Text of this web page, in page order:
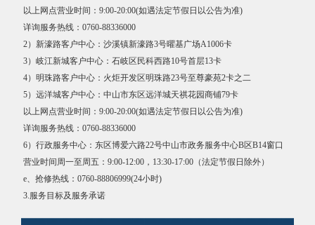
以上网点营业时间：9:00-20:00(如遇法定节假日以公告为准)
详询服务热线：0760-88336000
2）新濠路客户中心：沙溪镇新濠路3号曜基广场A1006卡
3）岐江新城客户中心：石岐区民科西路10号首层13卡
4）明珠路客户中心：火炬开发区明珠路23号至尊豪苑2卡之二
5）远洋城客户中心：中山市东区远洋城天祺花园商铺79卡
以上网点营业时间：9:00-20:00(如遇法定节假日以公告为准)
详询服务热线：0760-88336000
6）行政服务中心：东区博爱六路22号中山市政务服务中心B区B14窗口
营业时间周一至周五：9:00-12:00，13:30-17:00（法定节假日除外）
e、抢修热线：0760-88806999(24小时)
3.服务目标及服务承诺